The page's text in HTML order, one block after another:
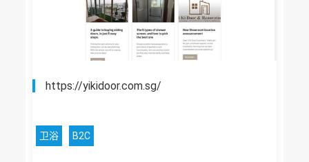
https://yikidoor.com.sg/
卫浴 B2C